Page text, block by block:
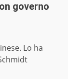
governo
Lo ha